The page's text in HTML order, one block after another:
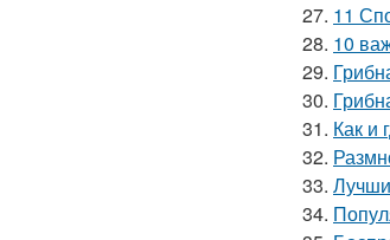
27. 11
28. 10
29.
30.
31. Как и
32.
33.
34.